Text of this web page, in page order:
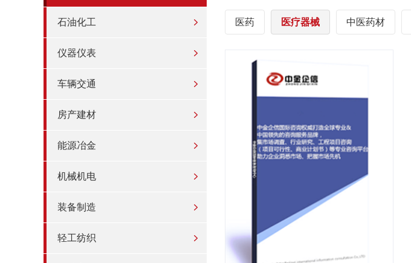
石油化工
仪器仪表
车辆交通
房产建材
能源冶金
机械机电
装备制造
轻工纺织
医药 医疗器械 中医药材